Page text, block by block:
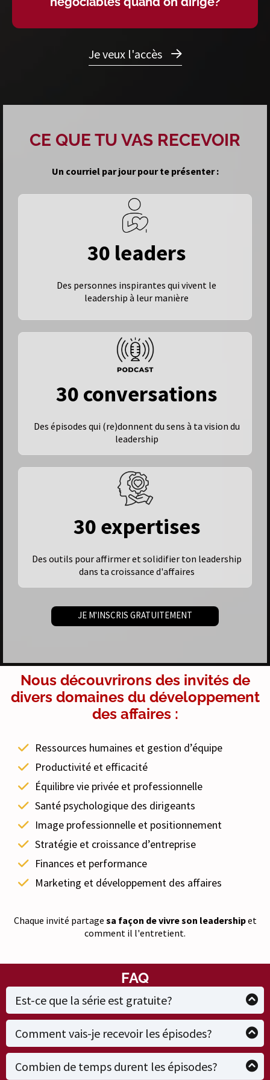
Je veux l'accès
CE QUE TU VAS RECEVOIR
Un courriel par jour pour te présenter :
30 leaders
Des personnes inspirantes qui vivent le
leadership à leur manière
30 conversations
Des épisodes qui (re)donnent du sens à ta vision du
leadership
30 expertises
Des outils pour affirmer et solidifier ton leadership
dans ta croissance d'affaires
JE M'INSCRIS GRATUITEMENT
Nous découvrirons des invités de
divers domaines du développement
des affaires :
Ressources humaines et gestion d’équipe
Productivité et efficacité
Équilibre vie privée et professionnelle
Santé psychologique des dirigeants
Image professionnelle et positionnement
Stratégie et croissance d’entreprise
Finances et performance
Marketing et développement des affaires
Chaque invité partage sa façon de vivre son leadershipet
comment il l'entretient.
FAQ
Est-ce que la série est gratuite?
Oui. L’inscription est entièrement gratuite et te donne
accès aux épisodes pendant la diffusion de la série.
Comment vais-je recevoir les épisodes?
Chaque jour, tu recevras un courriel présentant l’invité du
jour avec le lien pour écouter l’épisode.
Combien de temps durent les épisodes?